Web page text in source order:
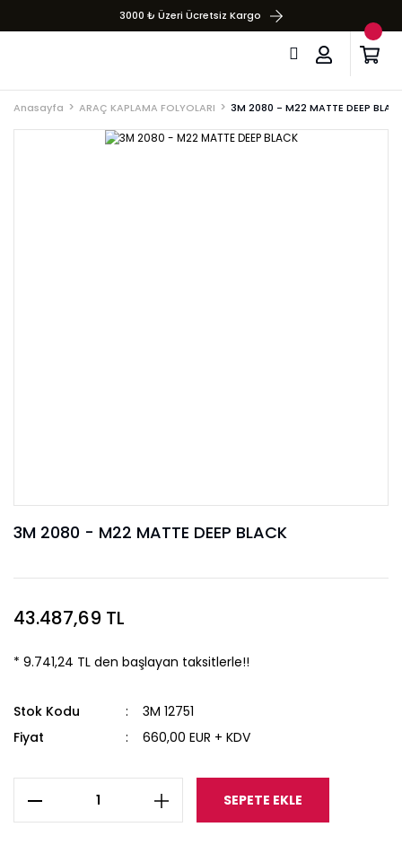
3000 ₺ Üzeri Ücretsiz Kargo
Anasayfa ARAÇ KAPLAMA FOLYOLARI 3M 2080 - M22 MATTE DEEP
3M 2080 - M22 MATTE DEEP BLACK
43.487,69 TL
* 9.741,24 TL den başlayan taksitlerle!!
Stok Kodu
3M 12751
Fiyat
660,00 EUR + KDV
SEPETE EKLE